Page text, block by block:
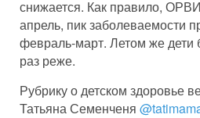
снижается. Как правило,
апрель, пик заболеваемости
февраль-март. Летом же
раз реже.
Рубрику о детском здоровье
Татьяна Семенченя